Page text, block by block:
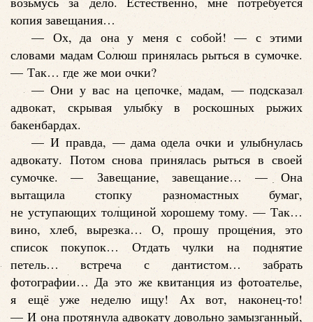
копия завещания…
— Ох, да она у меня с собой! — с этими
словами мадам Солюш принялась рыться в сумочке.
— Так… где же мои очки?
— Они у вас на цепочке, мадам, — подсказал
адвокат, скрывая улыбку в роскошных рыжих
бакенбардах.
— И правда, — дама одела очки и улыбнулась
адвокату. Потом снова принялась рыться в своей
сумочке. — Завещание, завещание… — Она
вытащила стопку разномастных бумаг,
не уступающих толщиной хорошему тому. — Так…
вино, хлеб, вырезка… О, прошу прощения, это
список покупок… Отдать чулки на поднятие
петель… встреча с дантистом… забрать
фотографии… Да это же квитанция из фотоателье,
я ещё уже неделю ищу! Ах вот, наконец-то!
— И она протянула адвокату довольно замызганный,